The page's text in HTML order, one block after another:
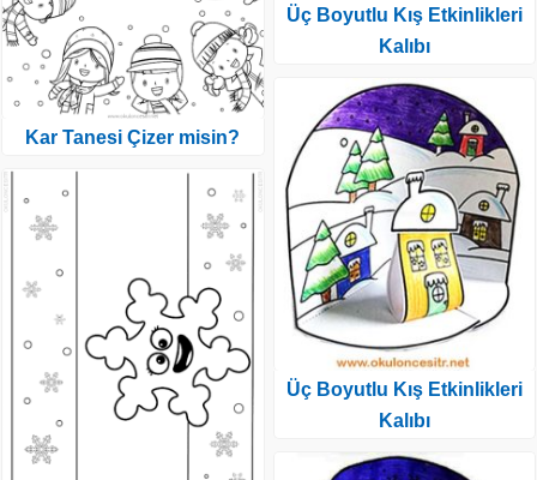
Kar Tanesi Çizer misin?
Üç Boyutlu Kış Etkinlikleri
Kalıbı
Üç Boyutlu Kış Etkinlikleri
Kalıbı